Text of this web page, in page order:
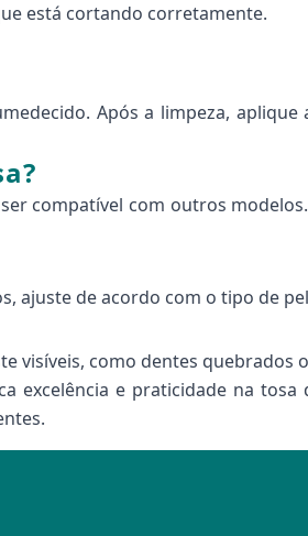
está cortando corretamente.
Após a limpeza, aplique
compatível com outros
ajuste de acordo com o tipo de
visíveis, como dentes quebrados
excelência e praticidade na tosa